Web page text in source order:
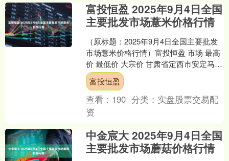
富投恒盈 2025年9月4日全国
主要批发市场薏米价格行情
（原标题：2025年9月4日全国主要批发
市场薏米价格行情）富投恒盈 市场 最高
价 最低价 大宗价 甘肃省定西市安定马铃
薯综合交易中心 18.50 17.50 1....
富投恒盈
查看： 190 分类： 实盘股票交易配
资
中金宸大 2025年9月4日全国
主要批发市场蘑菇价格行情